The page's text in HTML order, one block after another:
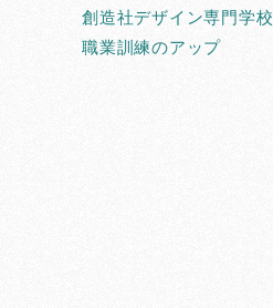
創造社デザイン専門学校
職業訓練のアップ